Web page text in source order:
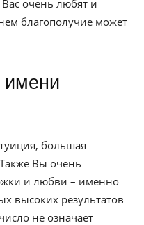
Вас очень любят и
благополучие может
большая
Вы очень
и любви – именно
высоких результатов
не означает